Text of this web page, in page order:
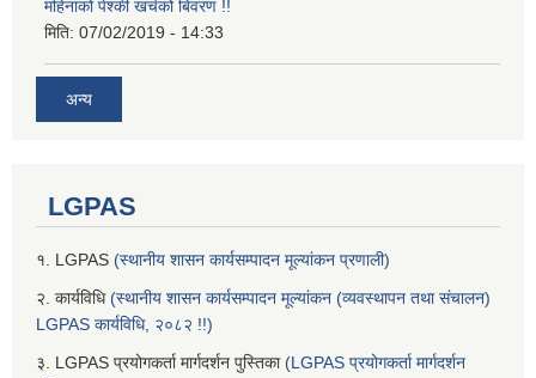
महिनाको पेश्की खर्चको बिवरण !!
मिति: 07/02/2019 - 14:33
अन्य
LGPAS
१. LGPAS (स्थानीय शासन कार्यसम्पादन मूल्यांकन प्रणाली)
२. कार्यविधि (स्थानीय शासन कार्यसम्पादन मूल्यांकन (व्यवस्थापन तथा संचालन)
LGPAS कार्यविधि, २०८२ !!)
३. LGPAS प्रयोगकर्ता मार्गदर्शन पुस्तिका (LGPAS प्रयोगकर्ता मार्गदर्शन